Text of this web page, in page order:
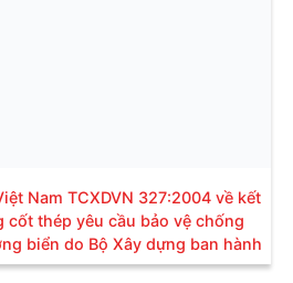
Nam TCXDVN 327:2004 về kết
cốt thép yêu cầu bảo vệ chống
biển do Bộ Xây dựng ban hành